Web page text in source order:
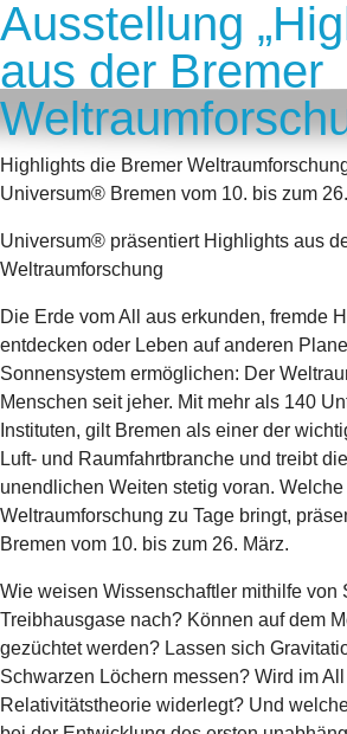
Ausstellung
aus der Bremer
Highlights die Bremer
Universum® Bremen vom 10. bis zum
Universum® präsentiert Highlights aus
Weltraumforschung
Die Erde vom All aus erkunden, fremde
entdecken oder Leben auf anderen
Sonnensystem ermöglichen: Der
Menschen seit jeher. Mit mehr als 140
Instituten, gilt Bremen als einer der
Luft- und Raumfahrtbranche und treibt
unendlichen Weiten stetig voran.
Weltraumforschung zu Tage bringt,
Bremen vom 10. bis zum 26. März.
Wie weisen Wissenschaftler mithilfe von
Treibhausgase nach? Können auf dem
gezüchtet werden? Lassen sich
Schwarzen Löchern messen? Wird im
Relativitätstheorie widerlegt? Und